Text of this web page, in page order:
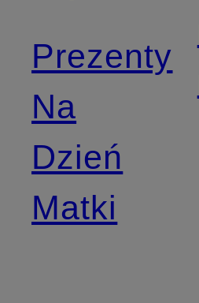
Prezenty
Na
Dzień
Matki